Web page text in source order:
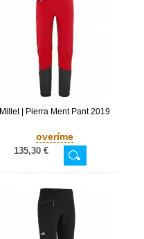
Millet | Pierra Ment Pant 2019
overíme
135,30 €